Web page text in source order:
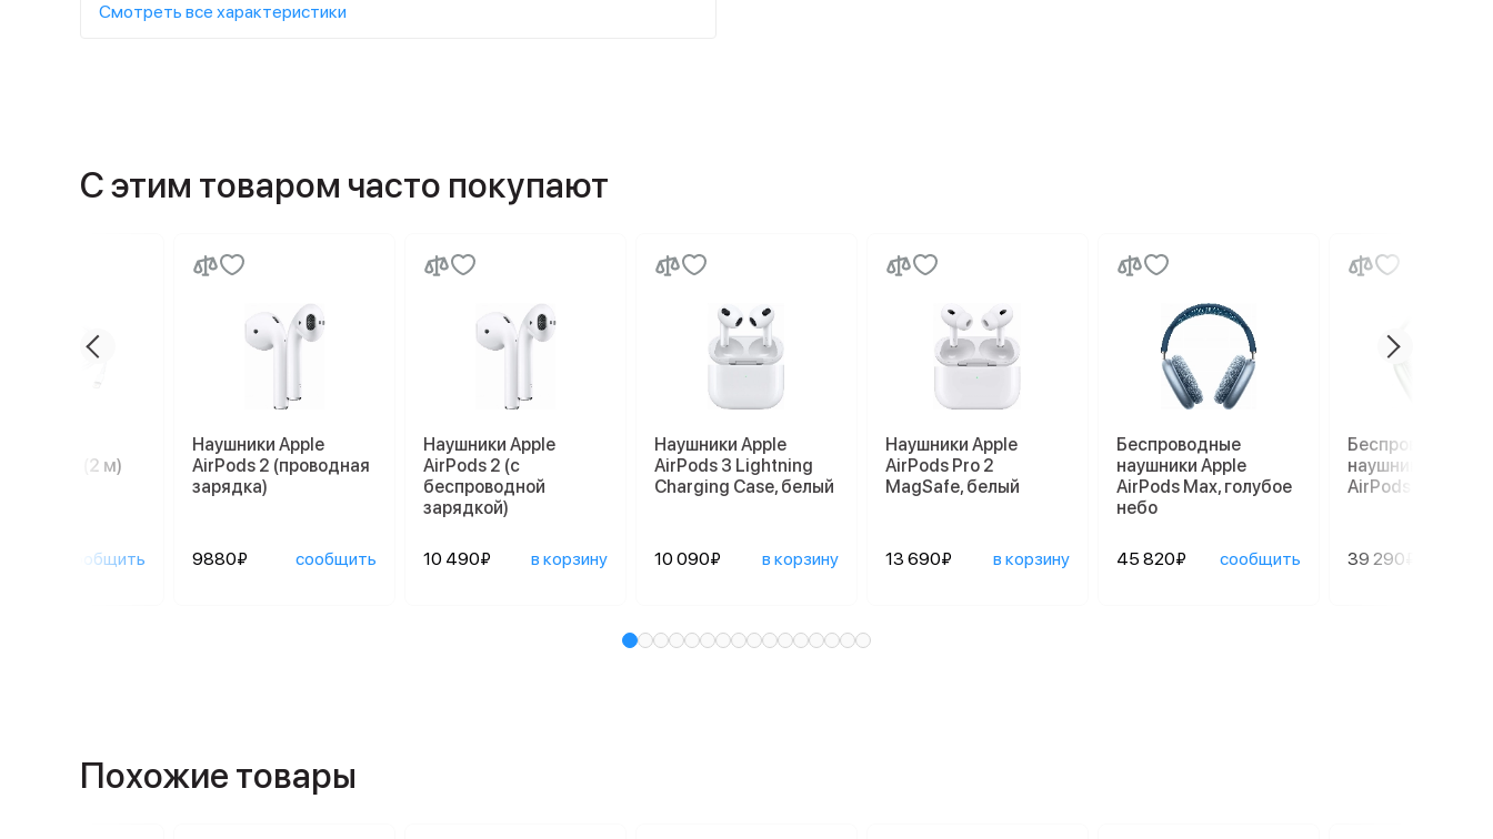
Смотреть все характеристики
С этим товаром часто покупают
USB (2 м)
сообщить
Наушники Apple
AirPods 2 (проводная
зарядка)
9880₽ сообщить
Наушники Apple
AirPods 2 (с
беспроводной
зарядкой)
10 490₽ в корзину
Наушники Apple
AirPods 3 Lightning
Charging Case, белый
10 090₽ в корзину
Наушники Apple
AirPods Pro 2
MagSafe, белый
13 690₽ в корзину
Беспроводные
наушники Apple
AirPods Max, голубое
небо
45 820₽ сообщить
Беспроводные
наушники Apple
AirPods Max,
39 290₽
Похожие товары